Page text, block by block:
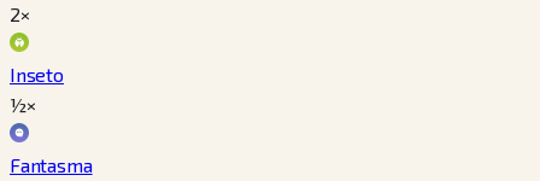
2×
Inseto
½×
Fantasma